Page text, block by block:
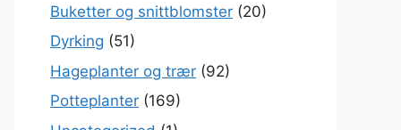
Buketter og snittblomster (20)
Dyrking (51)
Hageplanter og trær (92)
Potteplanter (169)